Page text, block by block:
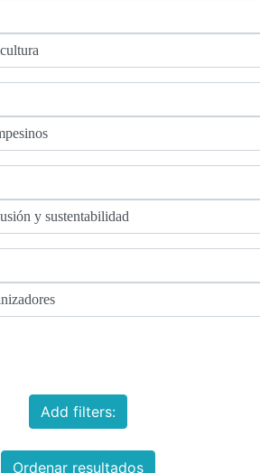
Add filters:
Ordenar resultados